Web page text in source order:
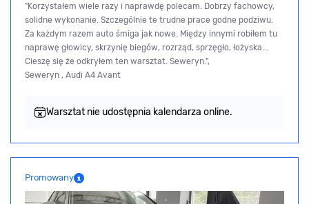
"Korzystałem wiele razy i naprawdę polecam. Dobrzy fachowcy,
solidne wykonanie. Szczególnie te trudne prace godne podziwu.
Za każdym razem auto śmiga jak nowe. Między innymi robiłem tu
naprawę głowicy, skrzynię biegów, rozrząd, sprzęgło, łożyska...
Cieszę się że odkryłem ten warsztat. Seweryn.",
Seweryn , Audi A4 Avant
Warsztat nie udostępnia kalendarza online.
Promowany